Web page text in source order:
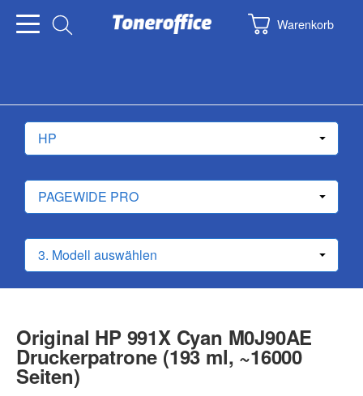
Warenkorb
Original HP 991X Cyan M0J90AE
Druckerpatrone (193 ml, ~16000
Seiten)